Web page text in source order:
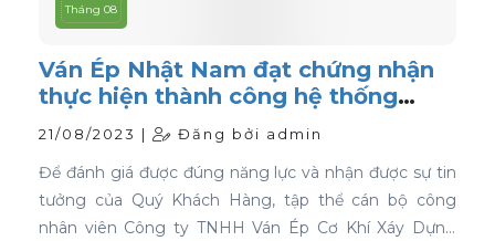
Tháng 08
Ván Ép Nhật Nam đạt chứng nhận
thực hiện thành công hệ thống
quản lý chất lượng ISO 9001:2015
21/08/2023 | Đăng bởi admin
Để đánh giá được đúng năng lực và nhận được sự tin
tưởng của Quý Khách Hàng, tập thể cán bộ công
nhân viên Công ty TNHH Ván Ép Cơ Khí Xáy Dựng